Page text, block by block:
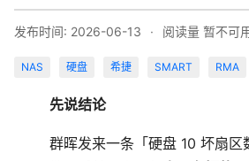
发布时间: 2026-06-13 · 阅读量 暂不可
NAS 硬盘 希捷 SMART RMA
先说结论
群晖发来一条「硬盘 10 坏扇区